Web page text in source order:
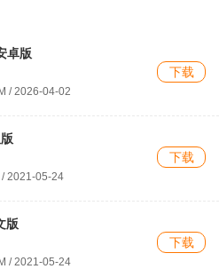
卓版
/ 2026-04-02
下载
/ 2021-05-24
下载
版
/ 2021-05-24
下载